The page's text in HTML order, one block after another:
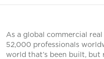
As a global commercial
52,000 professionals
world that’s been built,